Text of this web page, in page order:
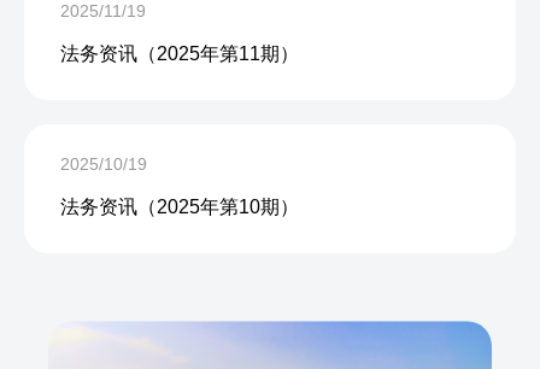
2025/11/19
法务资讯（2025年第11期）
2025/10/19
法务资讯（2025年第10期）